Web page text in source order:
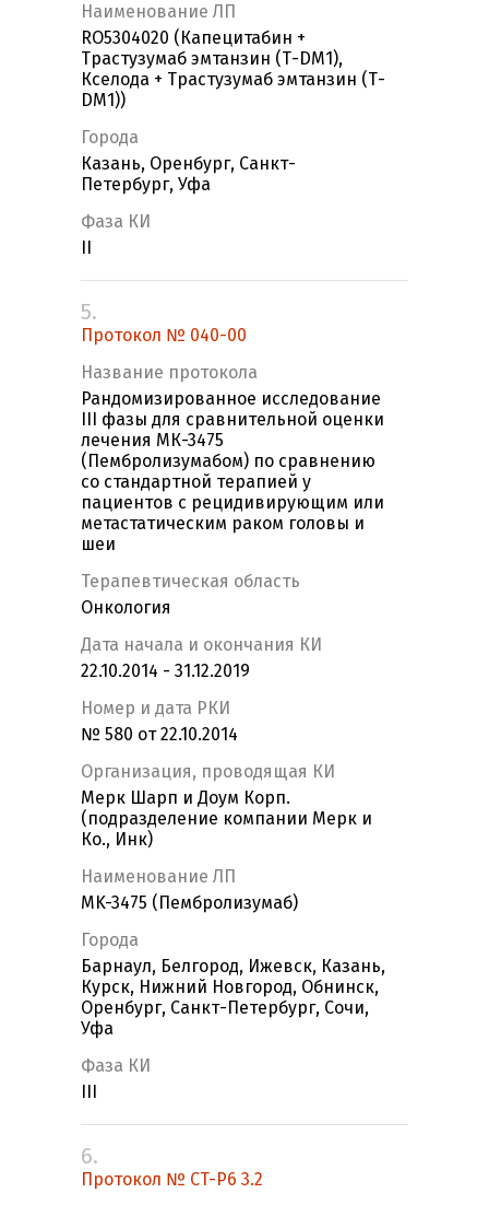
Наименование ЛП
RO5304020 (Капецитабин +
Трастузумаб эмтанзин (Т-DM1),
Кселода + Трастузумаб эмтанзин (Т-
DM1))
Города
Казань, Оренбург, Санкт-
Петербург, Уфа
Фаза КИ
5.
Протокол № 040-00
Название протокола
Рандомизированное исследование
III фазы для сравнительной оценки
лечения МК-3475
(Пембролизумабом) по сравнению
со стандартной терапией у
пациентов с рецидивирующим или
метастатическим раком головы и
шеи
Терапевтическая область
Онкология
Дата начала и окончания КИ
22.10.2014 - 31.12.2019
Номер и дата РКИ
№ 580 от 22.10.2014
Организация, проводящая КИ
Мерк Шарп и Доум Корп.
(подразделение компании Мерк и
Ко., Инк)
Наименование ЛП
MK-3475 (Пембролизумаб)
Города
Барнаул, Белгород, Ижевск, Казань,
Курск, Нижний Новгород, Обнинск,
Оренбург, Санкт-Петербург, Сочи,
Уфа
Фаза КИ
6.
Протокол № CT-P6 3.2